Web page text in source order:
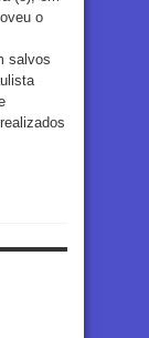
o
salvos